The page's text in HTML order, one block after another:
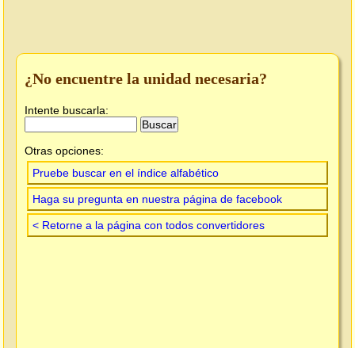
¿No encuentre la unidad necesaria?
Intente buscarla:
Otras opciones:
Pruebe buscar en el índice alfabético
Haga su pregunta en nuestra página de facebook
< Retorne a la página con todos convertidores